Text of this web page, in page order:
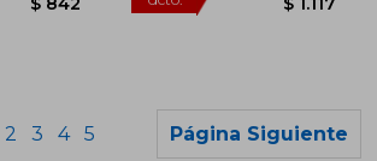
2 3 4 5 Página Siguiente